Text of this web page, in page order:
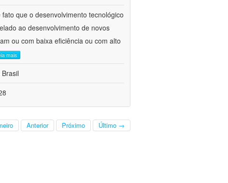
que o desenvolvimento tecnológico
ao desenvolvimento de novos
ou com baixa eficiência ou com alto
mais
Anterior Próximo Último →